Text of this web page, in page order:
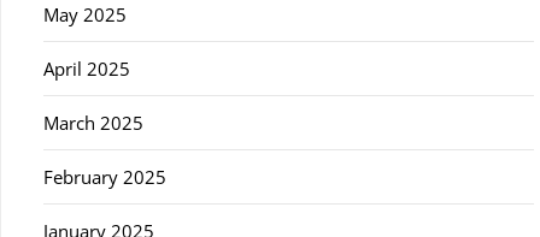
May 2025
April 2025
March 2025
February 2025
January 2025